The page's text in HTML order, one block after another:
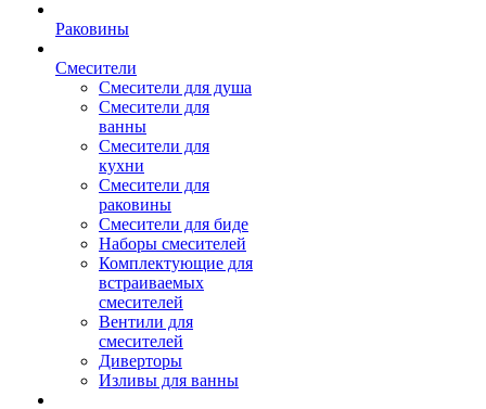
Раковины
Смесители
Смесители для душа
Смесители для
ванны
Смесители для
кухни
Смесители для
раковины
Смесители для биде
Наборы смесителей
Комплектующие для
встраиваемых
смесителей
Вентили для
смесителей
Диверторы
Изливы для ванны